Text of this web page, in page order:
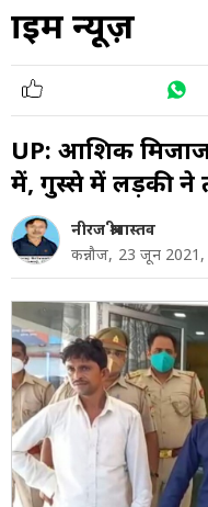
क्राइम न्यूज़
UP: आशिक मिजाज
में, गुस्से में लड़की ने
नीरज श्रीवास्तव
कन्नौज, 23 जून 2021,